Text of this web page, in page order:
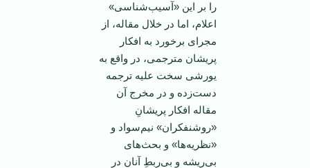
را بر این «آسیب‌شناسی»
اعلام، اما در خلال مقاله، از
مجرای برخورد به افکار
پریشان مترجمی، در واقع به
یورشی سخت علیه ترجمه
دست‌زده و در مخرج آن
مقاله افکار پریشانِ
«روشنفکران» نیم‌سواد و
«نظریه‌ها» و بحث‌های
بی‌ریشه و بی‌ربطِ آنان در